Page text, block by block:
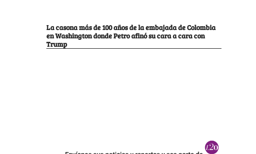
La casona más de 100 años de la embajada de Colombia
en Washington donde Petro afinó su cara a cara con
Trump